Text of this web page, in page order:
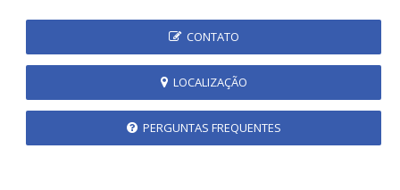
CONTATO
LOCALIZAÇÃO
PERGUNTAS FREQUENTES